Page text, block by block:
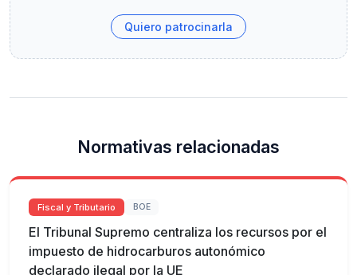
Quiero patrocinarla
Normativas relacionadas
Fiscal y Tributario BOE
El Tribunal Supremo centraliza los recursos por el
impuesto de hidrocarburos autonómico
declarado ilegal por la UE